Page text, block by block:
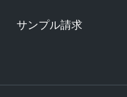
サンプル請求